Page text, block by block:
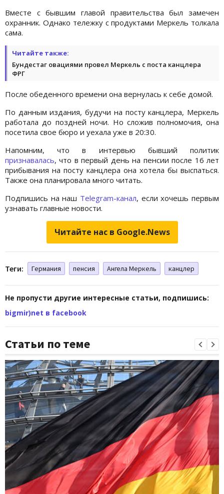
Вместе с бывшим главой правительства был замечен
охранник. Однако тележку с продуктами Меркель толкала
сама.
Читайте также:
Бундестаг овациями провел Меркель с поста канцлера
ФРГ
После обеденного времени она вернулась к себе домой.
По данным издания, будучи на посту канцлера, Меркель
работала до поздней ночи. Но сложив полномочия, она
посетила свое бюро и уехала уже в 20:30.
Напомним, что в интервью бывший политик
признавалась, что в первый день на пенсии после 16 лет
прибывания на посту канцлера она хотела бы выспаться.
Также она планировала много читать.
Подпишись на наш Telegram-канал, если хочешь первым
узнавать главные новости.
Читайте нас в Google.News
Теги: Германия пенсия Ангела Меркель канцлер
Не пропусти другие интересные статьи, подпишись:
bigmir)net в facebook
Статьи по теме